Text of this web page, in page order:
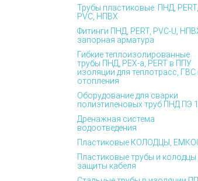
Трубы пластиковые: ПНД, PERT,
PVC, НПВХ
Фитинги ПНД, PERT, PVC-U,
запорная арматура
Гибкие теплоизолированные
трубы ПНД, PEX-а, PERT в ППУ
изоляции для теплотрасс, ГВС
отопления
Оборудование для сварки
полиэтиленовых труб ПНД ПЭ
Дренажная система
водоотведения
Пластиковые КОЛОДЦЫ,
Пластиковые трубы и колодцы
защиты кабеля